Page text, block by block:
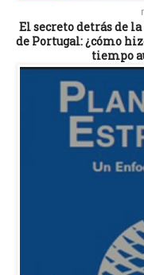
El secreto detrás de
de Portugal: ¿cómo
tiempo